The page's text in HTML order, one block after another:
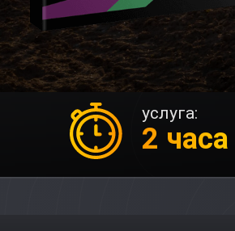
услуга:
2 часа